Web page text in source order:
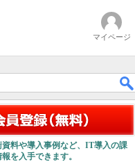
マイページ
資料や導入事例など、IT導入の課
を入手できます。